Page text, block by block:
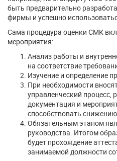
быть предварительно
фирмы и успешно
Сама процедура оценки СМК
мероприятия:
Анализ работы и
на соответствие
Изучение и определение
При необходимости
управленческий процесс,
документация и
способствовать
Обязательным этапом
руководства. Итогом
будет прохождение
занимаемой должности